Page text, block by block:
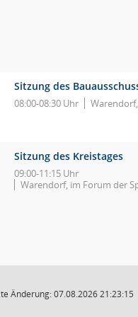
Sitzung des
08:00-08:30 Uhr
Sitzung des Kreistages
09:00-11:15 Uhr
Warendorf, im Forum der
Änderung: 07.08.2026 21:23:15